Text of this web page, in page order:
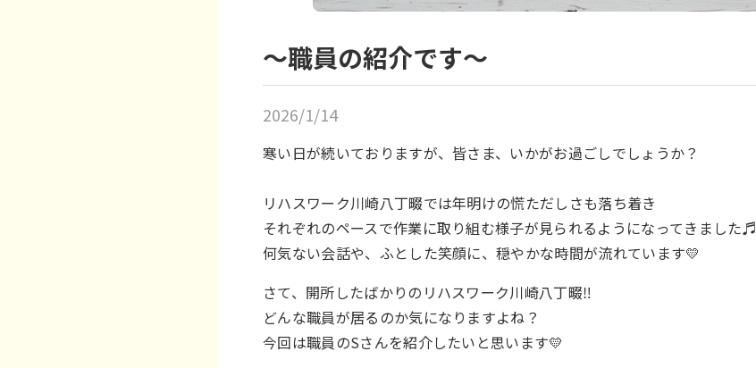
～職員の紹介です～
2026/1/14
寒い日が続いておりますが、皆さま、いかがお過ごしでしょうか？
リハスワーク川崎八丁畷では年明けの慌ただしさも落ち着き
それぞれのペースで作業に取り組む様子が見られるようになってきました♬
何気ない会話や、ふとした笑顔に、穏やかな時間が流れています💛
さて、開所したばかりのリハスワーク川崎八丁畷‼
どんな職員が居るのか気になりますよね？
今回は職員のSさんを紹介したいと思います💛